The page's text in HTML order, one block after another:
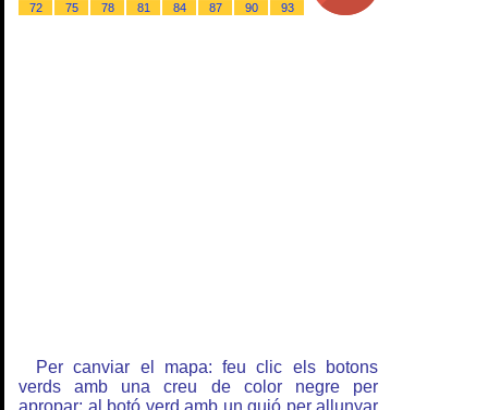
72
75 78 81 84 87 90 93
Per canviar el mapa: feu clic els botons
verds amb una creu de color negre per
apropar; al botó verd amb un guió per allunyar